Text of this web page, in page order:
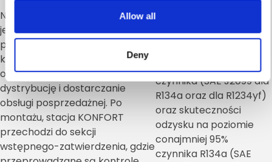
Allow all
Deny
Najwyższa jakość wymagana
jest na każdym etapie:
począwszy od badań po dobór
komponentów, od systemów
obróbki i montażu po
dystrybucję i dostarczanie
obsługi posprzedażnej. Po
montażu, stacja KONFORT
przechodzi do sekcji
wstępnego-zatwierdzenia, gdzie
bezpieczeństwa
CE/PED oraz
czynnika (SAE J2099 dla
R134a oraz dla R1234yf)
oraz skuteczności
odzysku na poziomie
conajmniej 95%
czynnika R134a (SAE